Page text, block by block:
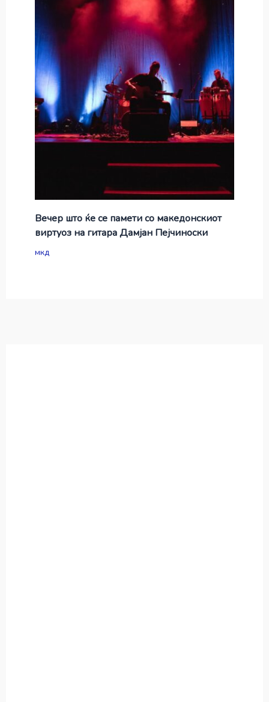
Вечер што ќе се памети со македонскиот
виртуоз на гитара Дамјан Пејчиноски
мкд